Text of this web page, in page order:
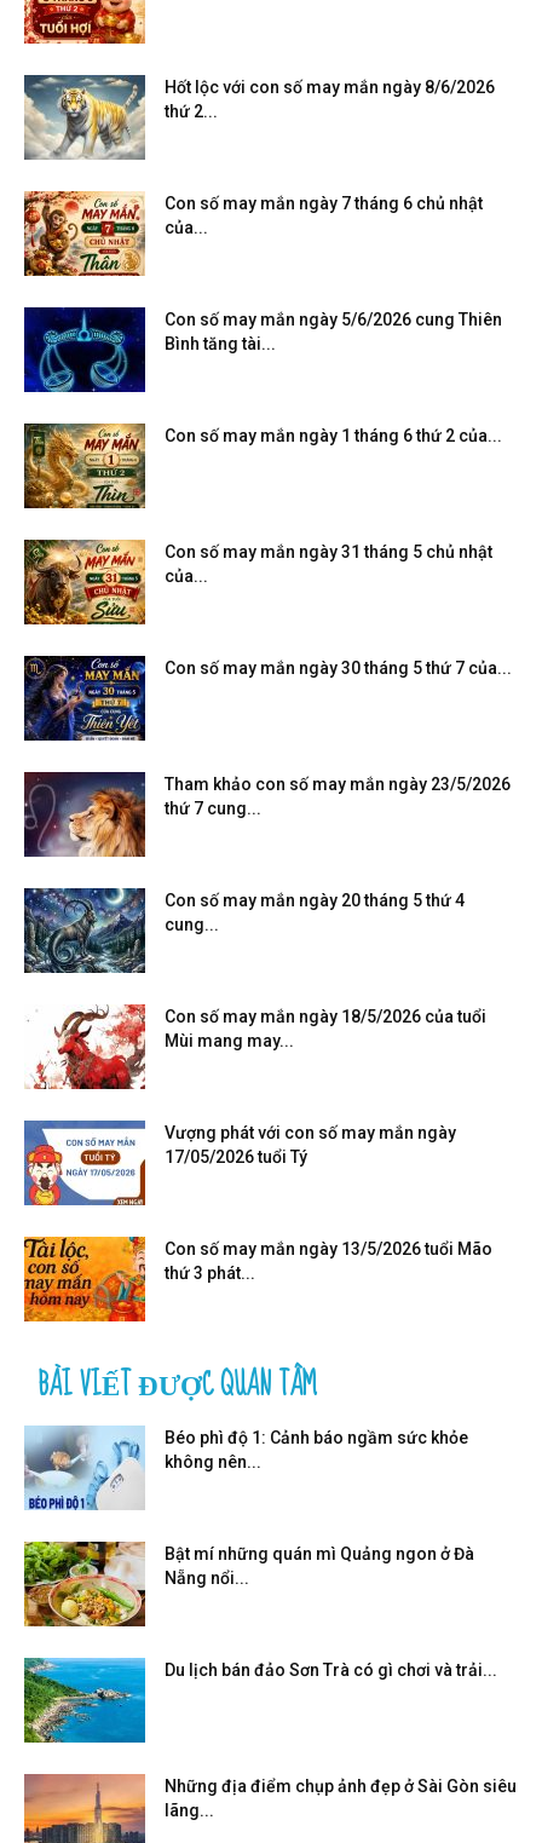
Hốt lộc với con số may mắn ngày 8/6/2026
thứ 2...
Con số may mắn ngày 7 tháng 6 chủ nhật
của...
Con số may mắn ngày 5/6/2026 cung Thiên
Bình tăng tài...
Con số may mắn ngày 1 tháng 6 thứ 2 của...
Con số may mắn ngày 31 tháng 5 chủ nhật
của...
Con số may mắn ngày 30 tháng 5 thứ 7 của...
Tham khảo con số may mắn ngày 23/5/2026
thứ 7 cung...
Con số may mắn ngày 20 tháng 5 thứ 4
cung...
Con số may mắn ngày 18/5/2026 của tuổi
Mùi mang may...
Vượng phát với con số may mắn ngày
17/05/2026 tuổi Tý
Con số may mắn ngày 13/5/2026 tuổi Mão
thứ 3 phát...
BÀI VIẾT ĐƯỢC QUAN TÂM
Béo phì độ 1: Cảnh báo ngầm sức khỏe
không nên...
Bật mí những quán mì Quảng ngon ở Đà
Nẵng nổi...
Du lịch bán đảo Sơn Trà có gì chơi và trải...
Những địa điểm chụp ảnh đẹp ở Sài Gòn siêu
lãng...